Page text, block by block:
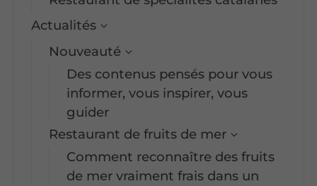
Actualités
Nouveauté
Des contenus pensés pour vous
informer, vous inspirer, vous
guider
Restaurant de fruits de mer
Comment reconnaître des fruits
de mer vraiment frais dans un